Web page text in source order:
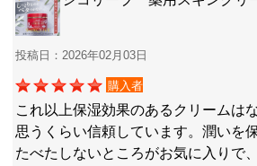
投稿日：2026年02月03日
購入者
これ以上保湿効果のあるクリームは
思うくらい信頼しています。潤いを
たべたしないところがお気に入りで